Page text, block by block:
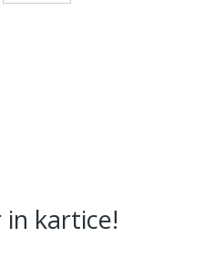
in kartice!